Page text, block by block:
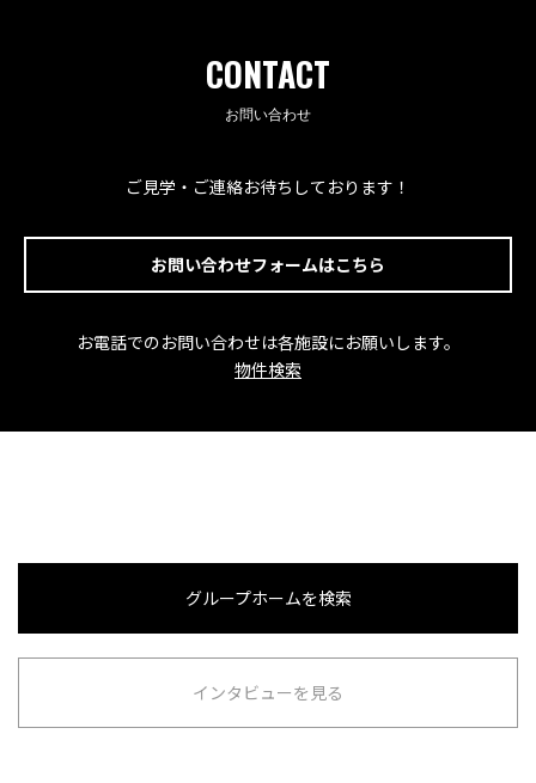
CONTACT
お問い合わせ
ご見学・ご連絡お待ちしております！
お問い合わせフォームはこちら
お電話でのお問い合わせは各施設にお願いします。
物件検索
グループホームを検索
インタビューを見る